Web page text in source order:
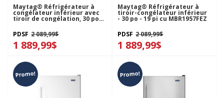
Maytag® Réfrigérateur à
congélateur inférieur avec
tiroir de congélation, 30 po
PDSF 2 089,99$
1 889,99$
Maytag® Réfrigérateur à
tiroir-congélateur inférieur
- 30 po - 19 pi cu MBR1957FEZ
PDSF 2 089,99$
1 889,99$
Promo! Promo!